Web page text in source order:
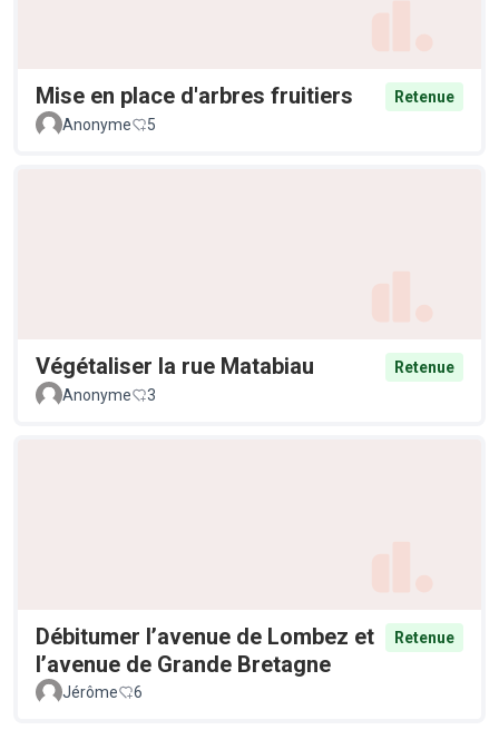
Mise en place d'arbres fruitiers
Retenue
Anonyme
5
Végétaliser la rue Matabiau
Retenue
Anonyme
3
Débitumer l’avenue de Lombez et
l’avenue de Grande Bretagne
Retenue
Jérôme 6